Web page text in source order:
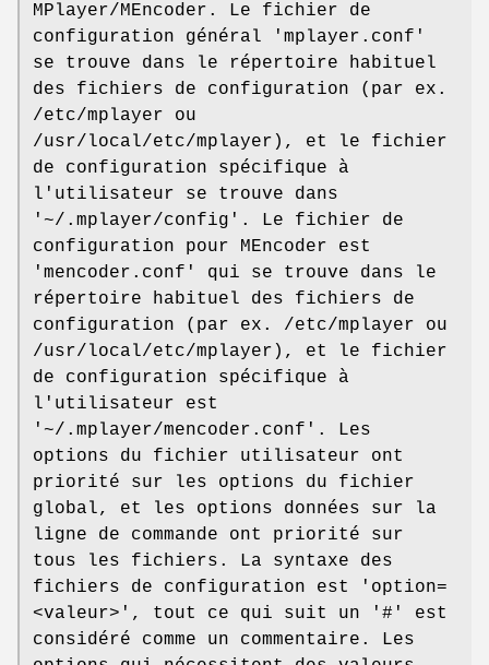
MPlayer/MEncoder. Le fichier de
configuration général 'mplayer.conf'
se trouve dans le répertoire habituel
des fichiers de configuration (par ex.
/etc/mplayer ou
/usr/local/etc/mplayer), et le fichier
de configuration spécifique à
l'utilisateur se trouve dans
'~/.mplayer/config'. Le fichier de
configuration pour MEncoder est
'mencoder.conf' qui se trouve dans le
répertoire habituel des fichiers de
configuration (par ex. /etc/mplayer ou
/usr/local/etc/mplayer), et le fichier
de configuration spécifique à
l'utilisateur est
'~/.mplayer/mencoder.conf'. Les
options du fichier utilisateur ont
priorité sur les options du fichier
global, et les options données sur la
ligne de commande ont priorité sur
tous les fichiers. La syntaxe des
fichiers de configuration est 'option=
<valeur>', tout ce qui suit un '#' est
considéré comme un commentaire. Les